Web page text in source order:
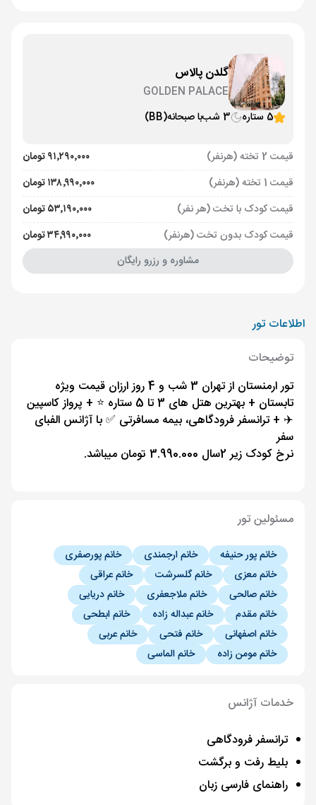
گلدن پالاس
GOLDEN PALACE
5 ستاره
3 شب با صبحانه(BB)
قیمت 2 تخته (هرنفر)
۹۱٬۲۹۰٬۰۰۰ تومان
قیمت 1 تخته (هرنفر)
۱۳۸٬۹۹۰٬۰۰۰ تومان
قیمت کودک با تخت (هر نفر)
۵۳٬۱۹۰٬۰۰۰ تومان
قیمت کودک بدون تخت (هرنفر)
۳۴٬۹۹۰٬۰۰۰ تومان
مشاوره و رزرو رایگان
اطلاعات تور
توضیحات
تور ارمنستان از تهران 3 شب و 4 روز ارزان قیمت ویژه
تابستان + بهترین هتل های 3 تا 5 ستاره ⭐️ + پرواز کاسپین
✈️ + ترانسفر فرودگاهی، بیمه مسافرتی ✅ با آژانس الفبای
سفر
نرخ کودک زیر 2سال 3.990.000 تومان میباشد.
مسئولین تور
خانم پور حنیفه خانم ارجمندی
خانم پورصفری
خانم معزی
خانم گلسرشت
خانم عراقی
خانم صالحی
خانم ملاجعفری
خانم دریایی
خانم مقدم
خانم عبداله زاده
خانم ابطحی
خانم اصفهانی
خانم فتحی
خانم عربی
خانم مومن زاده
خانم الماسی
خدمات آژانس
ترانسفر فرودگاهی
بلیط رفت و برگشت
راهنمای فارسی زبان